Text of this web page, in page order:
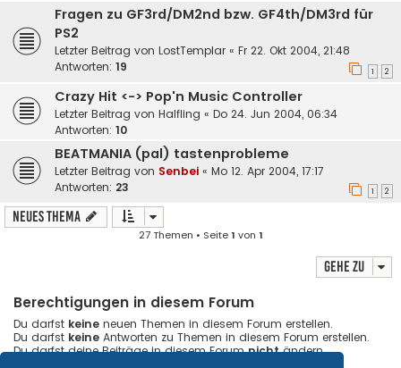
Fragen zu GF3rd/DM2nd bzw. GF4th/DM3rd für
PS2
Letzter Beitrag von LostTemplar « Fr 22. Okt 2004, 21:48
Antworten: 19 1 2
Crazy Hit <-> Pop'n Music Controller
Letzter Beitrag von Halfling « Do 24. Jun 2004, 06:34
Antworten: 10
BEATMANIA (pal) tastenprobleme
Letzter Beitrag von Senbei « Mo 12. Apr 2004, 17:17
Antworten: 23 1 2
Neues Thema
27 Themen • Seite1 von 1
Gehe zu
Berechtigungen in diesem Forum
Du darfst keine neuen Themen in diesem Forum erstellen.
Du darfst keine Antworten zu Themen in diesem Forum erstellen.
Du darfst deine Beiträge in diesem Forumnichtändern.